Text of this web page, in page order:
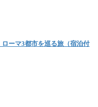
ローマ3都市を巡る旅（宿泊付